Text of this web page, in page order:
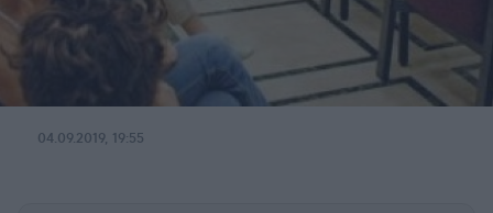
04.09.2019, 19:55